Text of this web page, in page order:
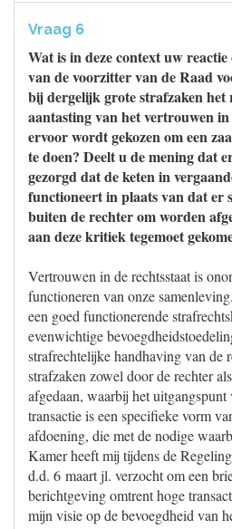
Vraag 6
Wat is in deze context uw
van de voorzitter van de Raad
bij dergelijk grote strafzaken het
aantasting van het vertrouwen
ervoor wordt gekozen om een
te doen? Deelt u de mening dat
gezorgd dat de keten in
functioneert in plaats van dat er
buiten de rechter om worden
aan deze kritiek tegemoet
Vertrouwen in de rechtsstaat is
functioneren van onze
een goed functionerende
evenwichtige
strafrechtelijke handhaving van de
strafzaken zowel door de rechter
afgedaan, waarbij het
transactie is een specifieke vorm
afdoening, die met de nodige
Kamer heeft mij tijdens de
d.d. 6 maart jl. verzocht om een
berichtgeving omtrent hoge
mijn visie op de bevoegdheid van